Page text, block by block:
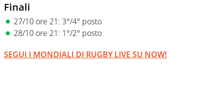
Finali
27/10 ore 21: 3°/4° posto
28/10 ore 21: 1°/2° posto
SEGUI I MONDIALI DI RUGBY LIVE SU NOW!